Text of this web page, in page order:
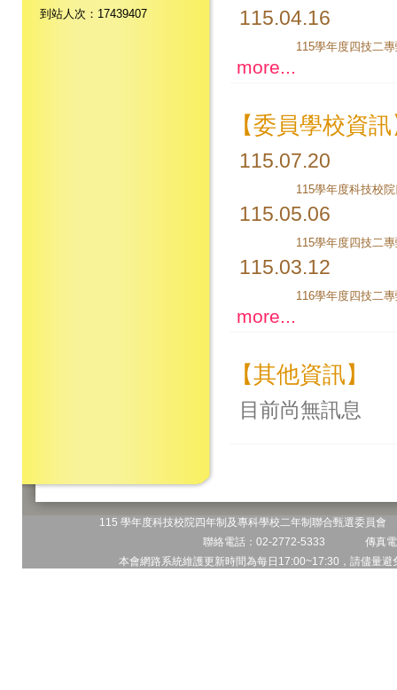
到站人次：17439407 115.04.16
more...
【委員學校資
115.07.20
115.05.06
115.03.12
more...
【其他資訊】
目前尚無訊息
115 學年度科技校院四年制及專科學校二年制聯合甄選委員
聯絡電話：02-2772-5333 傳真
本會網路系統維護更新時間為每日17:00~17:30，請儘量